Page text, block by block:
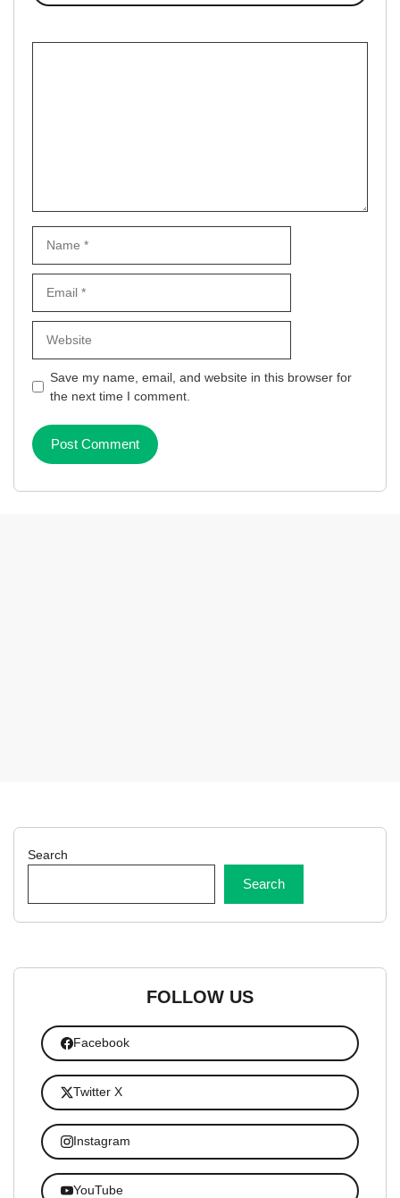
Save my name, email, and website in this browser for
the next time I comment.
Search
Search
FOLLOW US
Facebook
Twitter X
Instagram
YouTube